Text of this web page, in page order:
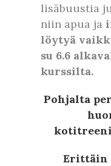
lisäbuustia
niin apua ja
löytyä
su 6.6
kurssilta.
Pohjalta
Erittäin